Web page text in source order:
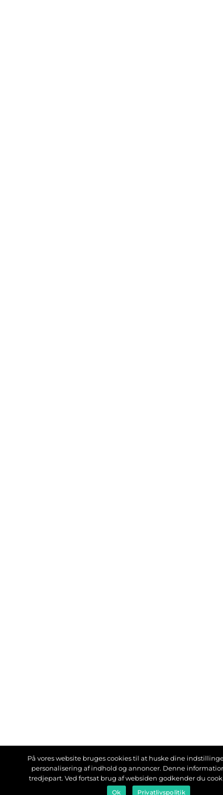
På vores website bruges cookies til at huske dine
personalisering af indhold og annoncer. Denne
tredjepart. Ved fortsat brug af websiden godkender du
Ok Privatlivspolitik